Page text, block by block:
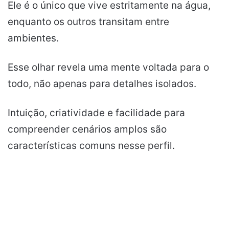
Ele é o único que vive estritamente na água,
enquanto os outros transitam entre
ambientes.
Esse olhar revela uma mente voltada para o
todo, não apenas para detalhes isolados.
Intuição, criatividade e facilidade para
compreender cenários amplos são
características comuns nesse perfil.